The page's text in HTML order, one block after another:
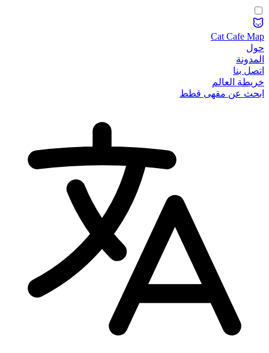
Cat Cafe Map
حول
المدونة
اتصل بنا
خريطة العالم
ابحث عن مقهى قطط